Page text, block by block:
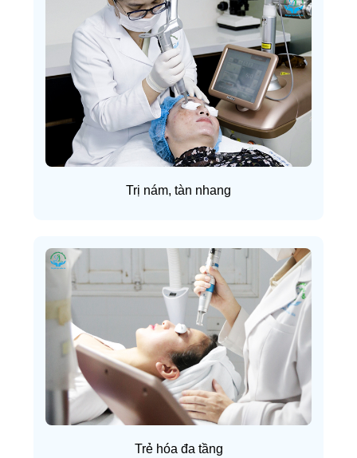
Trị nám, tàn nhang
Trẻ hóa đa tầng